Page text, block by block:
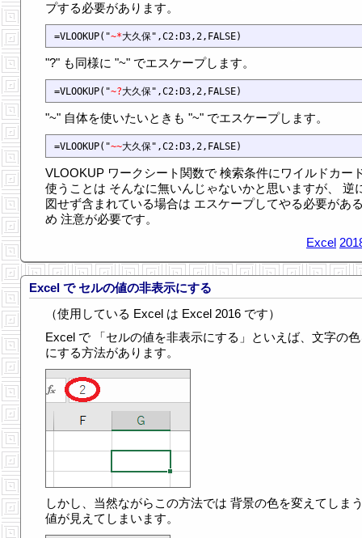
プする必要があります。
=VLOOKUP("~*
"?" も同様に "~" でエスケープします。
=VLOOKUP("~?
"~" 自体を使いたいときも "~" でエスケープします。
=VLOOKUP("~~
VLOOKUP ワークシート関数で 検索条件にワイルドカー
使うことは そんなに無いんじゃないかと思いますが、 逆
図せず含まれている場合は エスケープしてやる必要があ
め 注意が必要です。
Excel
Excel で セルの値の非表示にする
（使用している Excel は Excel 2016 です）
Excel で 「セルの値を非表示にする」といえば、文字の
にする方法があります。
しかし、当然ながらこの方法では 背景の色を変えてしま
値が見えてしまいます。